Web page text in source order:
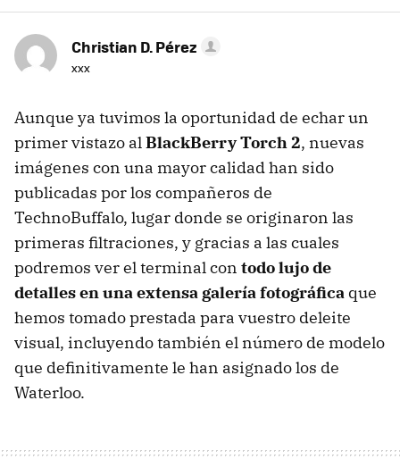
Christian D. Pérez
xxx
Aunque ya tuvimos la oportunidad de echar un
primer vistazo alBlackBerry Torch 2, nuevas
imágenes con una mayor calidad han sido
publicadas por los compañeros de
TechnoBuffalo, lugar donde se originaron las
primeras filtraciones, y gracias a las cuales
podremos ver el terminal con todo lujo de
detalles en una extensa galería fotográfica que
hemos tomado prestada para vuestro deleite
visual, incluyendo también el número de modelo
que definitivamente le han asignado los de
Waterloo.